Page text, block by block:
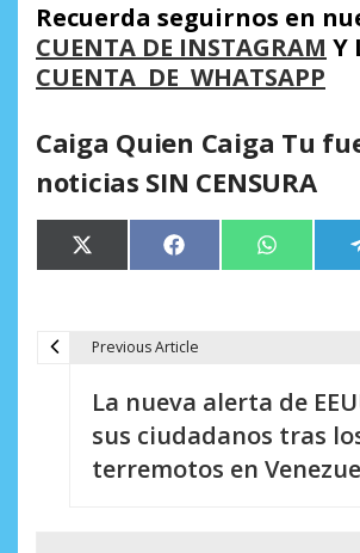
Recuerda seguirnos en
CUENTA DE INSTAGRAM Y
CUENTA DE WHATSAPP
Caiga Quien Caiga Tu
noticias SIN CENSURA
Compartir
en
X
(Twitter)
Compartir
en
Facebook Compartir
en
WhatsApp
Previous Article
La nueva alerta de
sus ciudadanos tras
terremotos en